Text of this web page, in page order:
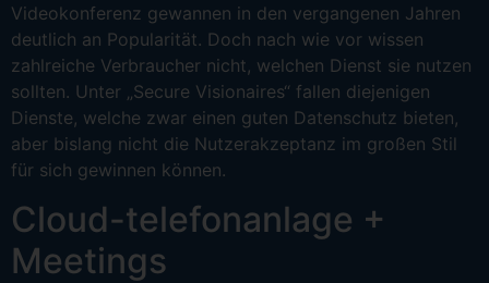
Videokonferenz gewannen in den vergangenen Jahren
deutlich an Popularität. Doch nach wie vor wissen
zahlreiche Verbraucher nicht, welchen Dienst sie nutzen
sollten. Unter „Secure Visionaires“ fallen diejenigen
Dienste, welche zwar einen guten Datenschutz bieten,
aber bislang nicht die Nutzerakzeptanz im großen Stil
für sich gewinnen können.
Cloud-telefonanlage +
Meetings